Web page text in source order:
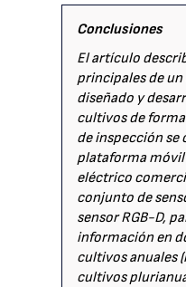
Conclusiones
El artículo
principales de
diseñado y
cultivos de
de inspección se
plataforma móvil
eléctrico
conjunto de
sensor RGB-D,
información en
cultivos anuales
cultivos